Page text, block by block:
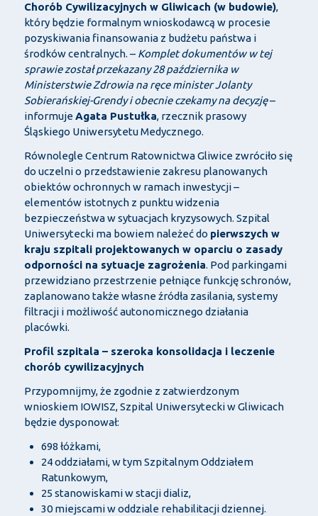
Chorób Cywilizacyjnych w Gliwicach (w budowie),
który będzie formalnym wnioskodawcą w procesie
pozyskiwania finansowania z budżetu państwa i
środków centralnych. – Komplet dokumentów w tej
sprawie został przekazany 28 października w
Ministerstwie Zdrowia na ręce minister Jolanty
Sobierańskiej-Grendy i obecnie czekamy na decyzję–
informujeAgata Pustułka, rzecznik prasowy
Śląskiego Uniwersytetu Medycznego.
Równolegle Centrum Ratownictwa Gliwice zwróciło się
do uczelni o przedstawienie zakresu planowanych
obiektów ochronnych w ramach inwestycji–
elementów istotnych z punktu widzenia
bezpieczeństwa w sytuacjach kryzysowych. Szpital
Uniwersytecki ma bowiem należeć do pierwszych w
kraju szpitali projektowanych w oparciu o zasady
odporności na sytuacje zagrożenia. Pod parkingami
przewidziano przestrzenie pełniące funkcję schronów,
zaplanowano także własne źródła zasilania, systemy
filtracji i możliwość autonomicznego działania
placówki.
Profil szpitala – szeroka konsolidacja i leczenie
chorób cywilizacyjnych
Przypomnijmy,że zgodnie z zatwierdzonym
wnioskiem IOWISZ, Szpital Uniwersytecki w Gliwicach
będzie dysponował:
698 łóżkami,
24 oddziałami, w tym Szpitalnym Oddziałem
Ratunkowym,
25 stanowiskami w stacji dializ,
30 miejscami w oddziale rehabilitacji dziennej.